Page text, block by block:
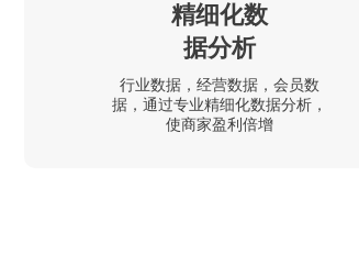
精细化数
据分析
行业数据，经营数据，会员数
据，通过专业精细化数据分析，
使商家盈利倍增